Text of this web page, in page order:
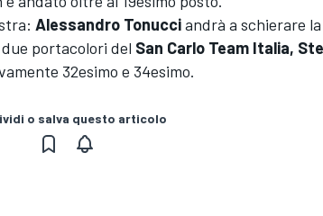
Alessandro Tonucciandrà a schierare
portacolori del San Carlo Team Italia,
32esimo e 34esimo.
o salva questo articolo